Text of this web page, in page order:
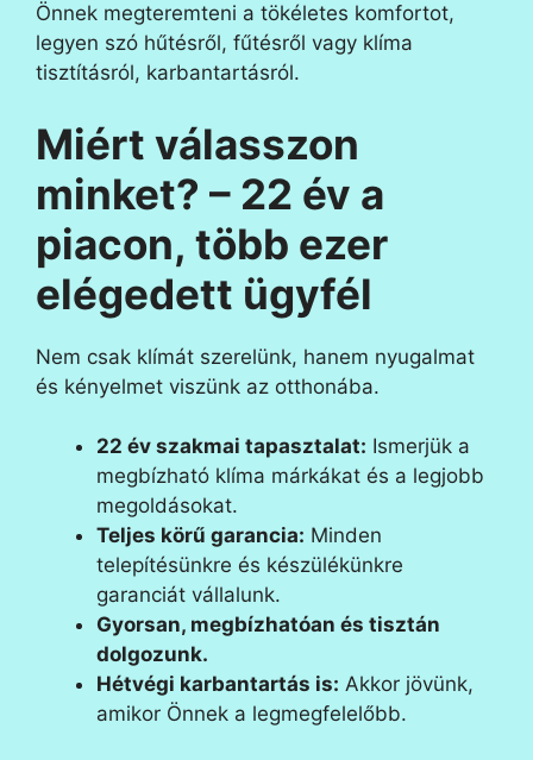
Önnek megteremteni a tökéletes komfortot,
legyen szó hűtésről, fűtésről vagy klíma
tisztításról, karbantartásról.
Miért válasszon
minket? – 22 év a
piacon, több ezer
elégedett ügyfél
Nem csak klímát szerelünk, hanem nyugalmat
és kényelmet viszünk az otthonába.
22 év szakmai tapasztalat: Ismerjük a
megbízható klíma márkákat és a legjobb
megoldásokat.
Teljes körű garancia: Minden
telepítésünkre és készülékünkre
garanciát vállalunk.
Gyorsan, megbízhatóan és tisztán
dolgozunk.
Hétvégi karbantartás is: Akkor jövünk,
amikor Önnek a legmegfelelőbb.